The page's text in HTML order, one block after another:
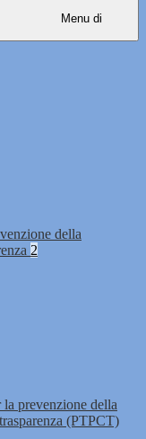
Menu di
della
2
prevenzione della
(PTPCT)